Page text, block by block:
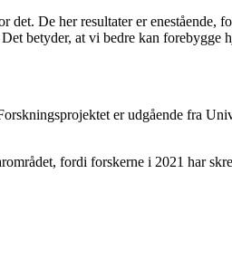
De her resultater er enestående,
betyder, at vi bedre kan forebygge
er udgående fra
fordi forskerne i 2021 har